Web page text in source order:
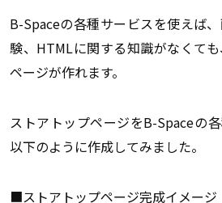
B-Spaceの各種サービスを使えば
験、HTMLに関する知識がなくて
ページが作れます。
ストアトップページをB-Spaceの各
以下のように作成してみました。
■ストアトップページ完成イメージ